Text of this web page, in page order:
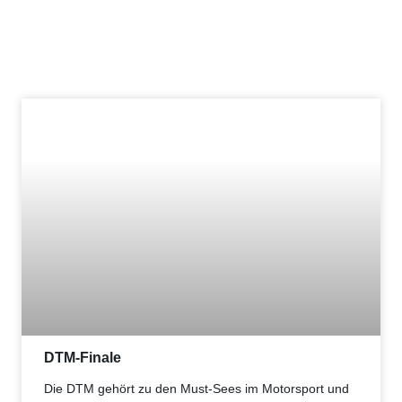
DTM-Finale
Die DTM gehört zu den Must-Sees im Motorsport und